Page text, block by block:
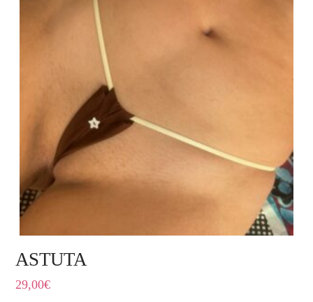
ASTUTA
29,00€